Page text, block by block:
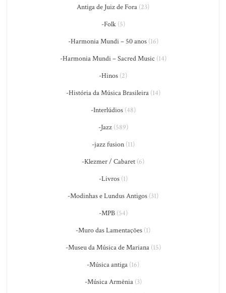
Antiga de Juiz de Fora (23)
-Folk(5)
-Harmonia Mundi – 50 anos(16)
-Harmonia Mundi – Sacred Music (14)
-Hinos (2)
-História da Música Brasileira(14)
-Interlúdios(48)
-Jazz(589)
-jazz fusion(11)
-Klezmer / Cabaret (6)
-Livros(1)
-Modinhas e Lundus Antigos (31)
-MPB(54)
-Muro das Lamentações (1)
-Museu da Música de Mariana(15)
-Música antiga (16)
-Música Armênia(3)